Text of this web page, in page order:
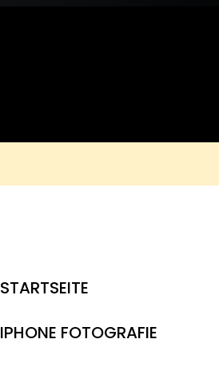
STARTSEITE
IPHONE FOTOGRAFIE